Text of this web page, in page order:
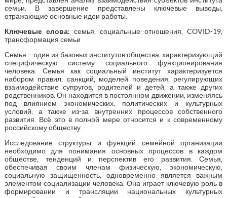
семьи. В завершение представлены ключевые выводы,
отражающие основные идеи работы.
Ключевые слова: семья, социальные отношения, COVID-19,
трансформация семьи
Семья – один из базовых институтов общества, характеризующий
специфическую систему социального функционирования
человека. Семья как социальный институт характеризуется
набором правил, санкций, моделей поведения, регулирующих
взаимодействие супругов, родителей и детей, а также других
родственников. Он находится в постоянном движении, изменяясь
под влиянием экономических, политических и культурных
условий, а также из-за внутренних процессов собственного
развития. Всё это в полной мере относится и к современному
российскому обществу.
Исследование структуры и функций семейной организации
необходимо для понимания основных процессов в каждом
обществе, тенденций и перспектив его развития. Семья,
обеспечивая своим членам физическую, экономическую,
социальную защищенность, одновременно является важным
элементом социализации человека. Она играет ключевую роль в
формировании и трансляции национальных культурных